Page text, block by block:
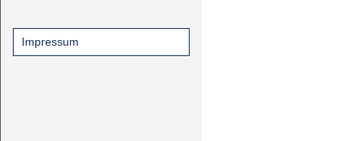
Impressum